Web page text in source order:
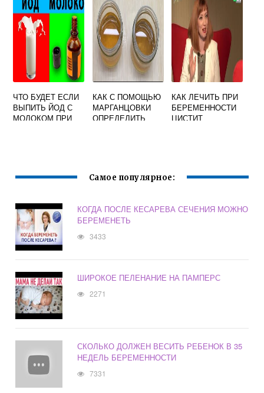
ЧТО БУДЕТ ЕСЛИ
ВЫПИТЬ ЙОД С
МОЛОКОМ ПРИ
КАК С ПОМОЩЬЮ
МАРГАНЦОВКИ
ОПРЕДЕЛИТЬ
КАК ЛЕЧИТЬ ПРИ
БЕРЕМЕННОСТИ
ЦИСТИТ
Самое популярное:
КОГДА ПОСЛЕ КЕСАРЕВА СЕЧЕНИЯ МОЖНО
БЕРЕМЕНЕТЬ
3433
ШИРОКОЕ ПЕЛЕНАНИЕ НА ПАМПЕРС
2271
СКОЛЬКО ДОЛЖЕН ВЕСИТЬ РЕБЕНОК В 35
НЕДЕЛЬ БЕРЕМЕННОСТИ
7331